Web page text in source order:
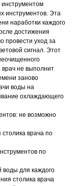
инструментом
инструментов. Эта
наработки каждого
достижения
провести уход за
сигнал. Этот
врач не выполнит
заново
воды на
охлаждающего
не возможно
врача по
по
воды для каждого
столика врача